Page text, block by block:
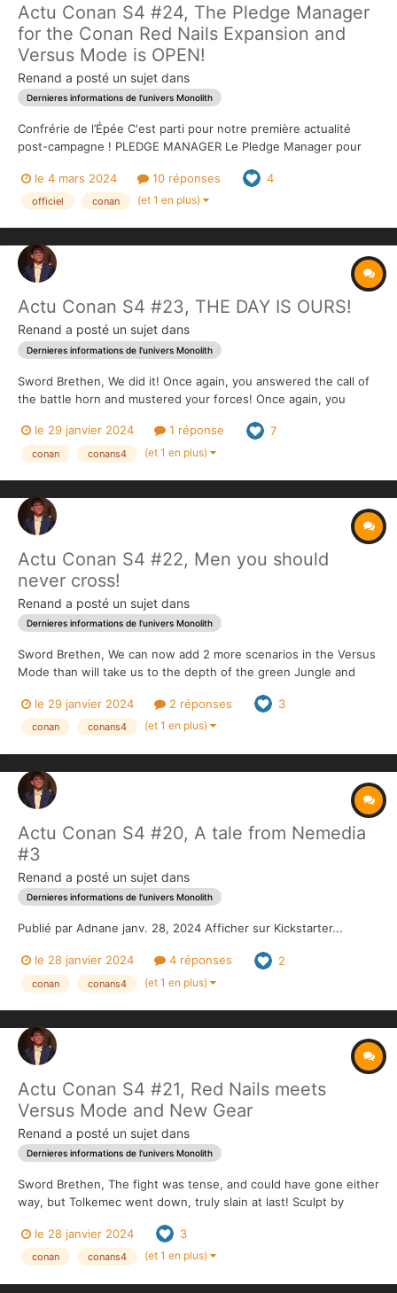
Actu Conan S4 #24, The Pledge Manager
for the Conan Red Nails Expansion and
Versus Mode is OPEN!
Renand a posté un sujet dans
Dernieres informations de l'univers Monolith
Confrérie de l’Épée C'est parti pour notre première actualité
post-campagne ! PLEDGE MANAGER Le Pledge Manager pour
Vous pouvez maintenant confirmer ou compléter votre pledge,
entrer votre adresse de livraison et payer vos f...
le 4 mars 2024 10 réponses 4
officiel conan (et 1 en plus)
Actu Conan S4 #23, THE DAY IS OURS!
Renand a posté un sujet dans
Dernieres informations de l'univers Monolith
Sword Brethen, We did it! Once again, you answered the call of
the battle horn and mustered your forces! Once again, you
hesitating. Once again, you stand proudly tall, as those who
wanted us slain lay flat in a pool of their...
le 29 janvier 2024 1 réponse 7
conan conans4 (et 1 en plus)
Actu Conan S4 #22, Men you should
never cross!
Renand a posté un sujet dans
Dernieres informations de l'univers Monolith
Sword Brethen, We can now add 2 more scenarios in the Versus
Mode than will take us to the depth of the green Jungle and
cards will make great additions to the Red Nails scenarios we
have to come up with, and those you will u...
le 29 janvier 2024 2 réponses 3
conan conans4 (et 1 en plus)
Actu Conan S4 #20, A tale from Nemedia
#3
Renand a posté un sujet dans
Dernieres informations de l'univers Monolith
Publié par Adnane janv. 28, 2024 Afficher sur Kickstarter...
le 28 janvier 2024 4 réponses 2
conan conans4 (et 1 en plus)
Actu Conan S4 #21, Red Nails meets
Versus Mode and New Gear
Renand a posté un sujet dans
Dernieres informations de l'univers Monolith
Sword Brethen, The fight was tense, and could have gone either
way, but Tolkemec went down, truly slain at last! Sculpt by
between the Red Nails and Versus expansions by adding the
maps for the first into the l...
le 28 janvier 2024 3
conan conans4 (et 1 en plus)